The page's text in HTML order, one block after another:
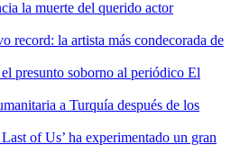
la muerte del querido actor
record: la artista más condecorada de
presunto soborno al periódico El
a Turquía después de los
of Us’ ha experimentado un gran